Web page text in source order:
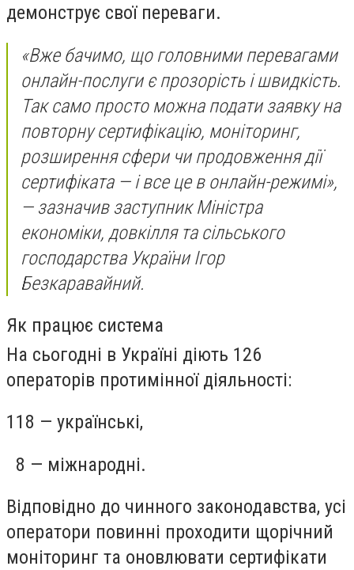
демонструє свої переваги.
«Вже бачимо, що головними перевагами
онлайн-послуги є прозорість і швидкість.
Так само просто можна подати заявку на
повторну сертифікацію, моніторинг,
розширення сфери чи продовження дії
сертифіката — і все це в онлайн-режимі»,
— зазначив заступник Міністра
економіки, довкілля та сільського
господарства України Ігор
Безкаравайний.
Як працює система
На сьогодні в Україні діють 126
операторів протимінної діяльності:
118 — українські,
8 — міжнародні.
Відповідно до чинного законодавства, усі
оператори повинні проходити щорічний
моніторинг та оновлювати сертифікати